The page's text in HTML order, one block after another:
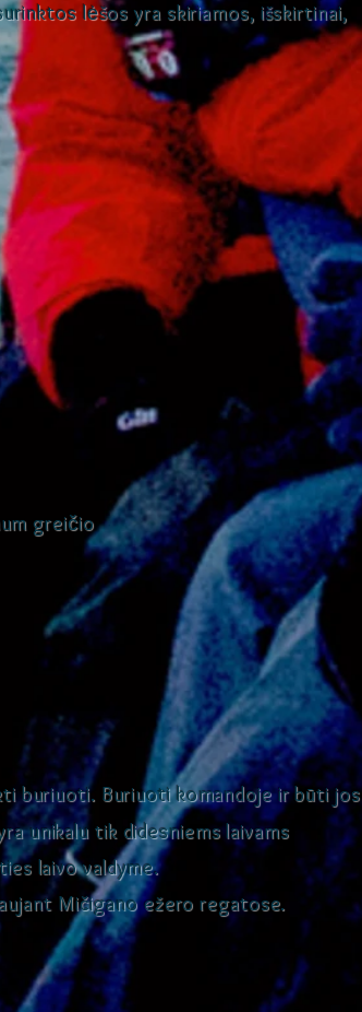
lėšos yra skiriamos, išskirtinai,
greičio
buriuoti. Buriuoti komandoje ir būti jos
unikalu tik didesniems laivams
laivo valdyme.
Mičigano ežero regatose.